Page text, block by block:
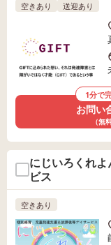
空きあり 送迎あり
1分で
お問い
（無
にじいろくれ
ビス
空きあり